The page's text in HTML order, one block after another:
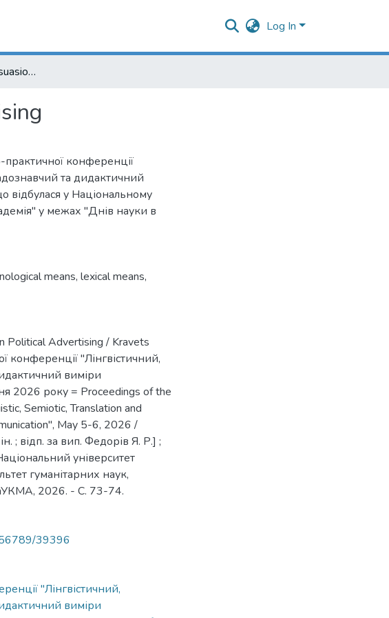
Log In
Verbal Means of Persuasion in Political Advertising
практичної конференції
та дидактичний
відбулася у Національному
у межах "Днів науки в
means, lexical means,
Political Advertising / Kravets
конференції "Лінгвістичний,
виміри
2026 року = Proceedings of the
Semiotic, Translation and
May 5-6, 2026 /
; відп. за вип. Федорів Я. Р.] ;
університет
гуманітарних наук,
2026. - С. 73-74.
39396
"Лінгвістичний,
виміри